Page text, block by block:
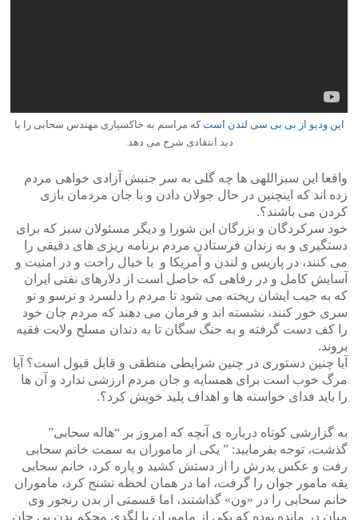
این ودیو از بی بی سی لندن استکه مراسم به خاکسپاری مهندس سحابی را با
دید انتقادی شرح می دهد.
واقعا این سبزاللهی ها چه گلی به سر جنبش آزادی خواهی مردم
زده اند که اینچنین در حال جولان دادن و با جان مردمان بازی
کردن می باشند؟.
خود سرکردگان و بزرگان این شورا و دیگر مسئولان سبز که برای
دستگیری و به زندان فرستادن مردم برنامه ریزی های دقیقی را
می کنند، در پاریس و لندن و آمریکا و با خیال راحت و در امنیت و
آسایش کامل و در رفاهی که حاصل است از دلارهای نفتی ایران
که به جیب ایشان ریخته می شود تا مردم را دلسرد و ترسو و تو
سری خور کنند، نشسته اند و فرمان می دهند که مردم جان خود
را کف دست گرفته و به جنگ سگان تا به دندان مسلح ولایت فقیه
بروند.
آیا چنین دستوری در چنین شرایطی منطقی و قابل قبول است؟ آیا
مرگ خوب است برای همسایه و جان مردم ارزشی ندارد و آن ها
را باید فدای خواسته ها و اهداف پلید خویش کرد؟.
به گزارشی کوتاه درباره ی آنچه که امروز بر “هاله سحابی”
گذشت، توجه بفرمایید: ” یکی از ماموران به سمت خانم سحابی
رفت و عکس پدرش را از دستش کشید و پاره کرد، خانم سحابی
یقه مامور جوان را گرفت، اما در همان لحظه تشنج کرد، ماموران
خانم سحابی را در «ون» گذاشتند، اما قسمتی از بدن رنجور وی
میان در مانده بوده که یکی از ماموران با لگدی محکم بدن بی جان